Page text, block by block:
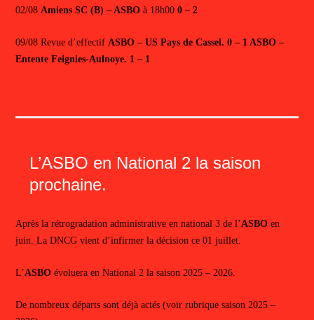
02/08 Amiens SC (B) – ASBOà 18h00 0 – 2
09/08 Revue d’effectif ASBO – US Pays de Cassel. 0 – 1 ASBO –
Entente Feignies-Aulnoye. 1 – 1
L’ASBO en National 2 la saison
prochaine.
Après la rétrogradation administrative en national 3 de l’ASBOen
juin. La DNCG vient d’infirmer la décision ce 01 juillet.
L’ASBOévoluera en National 2 la saison 2025 – 2026.
De nombreux départs sont déjà actés (voir rubrique saison 2025 –